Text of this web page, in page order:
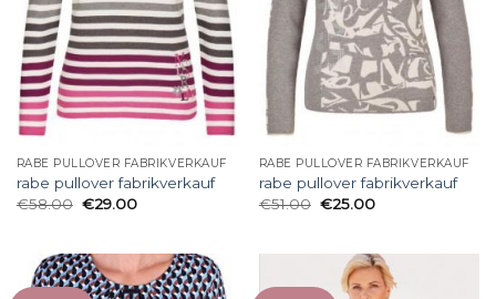
RABE PULLOVER FABRIKVERKAUF
rabe pullover fabrikverkauf
€58.00 €29.00
RABE PULLOVER FABRIKVERKAUF
rabe pullover fabrikverkauf
€51.00 €25.00